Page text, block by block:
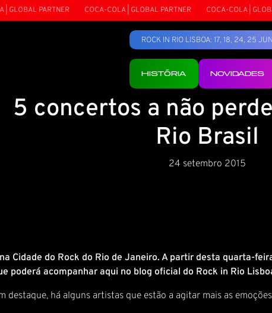
PARTNER COCA-COLA | GLOBAL PARTNER COCA-COLA | GLOBAL
ROCK IN RIO LISBOA: 17, 18, 24, 25
HISTÓRIA NOVIDADES
5 concertos a não
Rio Brasil
24 setembro 2015
Cidade do Rock do Rio de Janeiro. A partir desta quarta-
poderá acompanhar aqui no blog oficial do Rock in Rio
destaque, há alguns artistas que estão a agitar mais as